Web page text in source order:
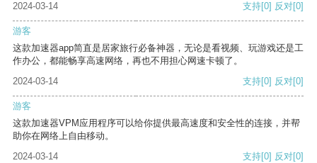
2024-03-14 支持[0] 反对[0]
游客
这款加速器app简直是居家旅行必备神器，无论是看视频、玩游戏还是工
作办公，都能畅享高速网络，再也不用担心网速卡顿了。
2024-03-14
支持[0] 反对[0]
游客
这款加速器VPM应用程序可以给你提供最高速度和安全性的连接，并帮
助你在网络上自由移动。
2024-03-14
支持[0] 反对[0]